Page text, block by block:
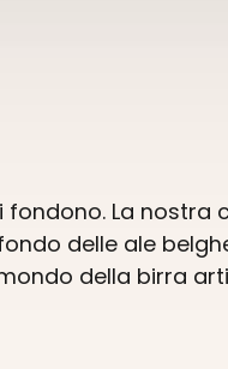
La
delle ale
della birra